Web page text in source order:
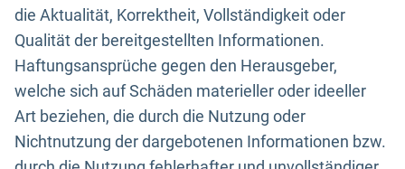
die Aktualität, Korrektheit, Vollständigkeit oder
Qualität der bereitgestellten Informationen.
Haftungsansprüche gegen den Herausgeber,
welche sich auf Schäden materieller oder ideeller
Art beziehen, die durch die Nutzung oder
Nichtnutzung der dargebotenen Informationen bzw.